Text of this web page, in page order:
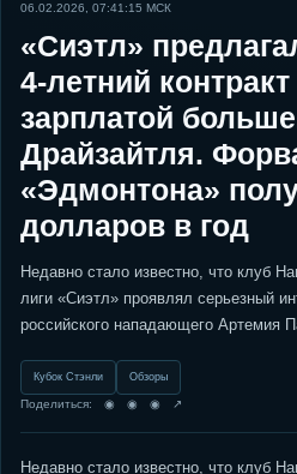
06.02.2026, 07:41:15 МСК
«Сиэтл»
4-летний
зарплатой
Драйзайтля.
«Эдмонтона»
долларов в год
Недавно стало известно, что клуб
лиги «Сиэтл» проявлял серьезный
российского нападающего Артемия
Кубок Стэнли Обзоры
Поделиться: ◉ ◉ ◉ ↗
Недавно стало известно, что клуб